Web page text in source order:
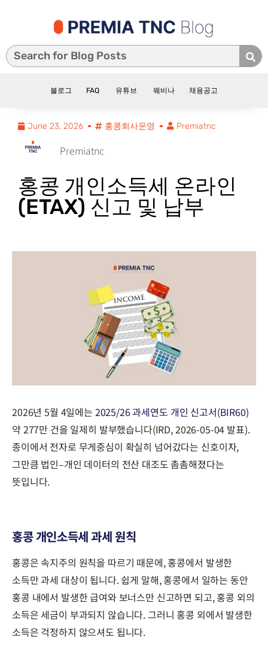
블로그 FAQ 유튜브 웨비나 채용공고
June 23, 2026 홍콩회사운영 Premiatnc
Premiatnc
홍콩 개인소득세 온라인
(eTAX) 신고 및 납부
2026년 5월 4일에는 2025/26 과세연도 개인 신고서(BIR60)
약 277만 건을 일제히 발부했습니다(IRD, 2026-05-04 발표).
종이에서 전자로 무게중심이 확실히 넘어갔다는 신호이자,
그만큼 법인–개인 데이터의 전산 대조도 촘촘해졌다는
뜻입니다.
홍콩 개인소득세 과세 원칙
홍콩은 속지주의 원칙을 따르기 때문에, 홍콩에서 발생한
소득만 과세 대상이 됩니다. 쉽게 말해, 홍콩에서 일하는 동안
홍콩 내에서 발생한 급여와 보너스만 신고하면 되고, 홍콩 외의
소득은 세금이 부과되지 않습니다. 그러니 홍콩 외에서 발생한
소득은 걱정하지 않으셔도 됩니다.